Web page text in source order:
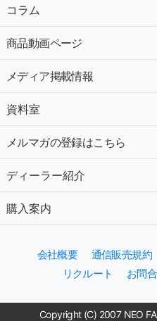
コラム
商品動画ページ
メディア掲載情報
資料室
メルマガの登録はこちら
ディーラー紹介
購入案内
会社概要 通信販売規約
リクルート
お問
Copyright (C) 2007 NEO